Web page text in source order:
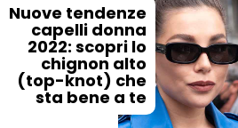
Nuove tendenze
capelli donna
2022: scopri lo
chignon alto
(top-knot) che
sta bene a te